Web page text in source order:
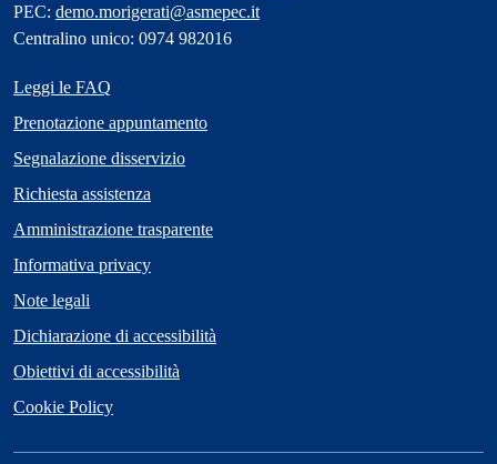
PEC: demo.morigerati@asmepec.it
Centralino unico: 0974 982016
Leggi le FAQ
Prenotazione appuntamento
Segnalazione disservizio
Richiesta assistenza
Amministrazione trasparente
Informativa privacy
Note legali
Dichiarazione di accessibilità
Obiettivi di accessibilità
Cookie Policy